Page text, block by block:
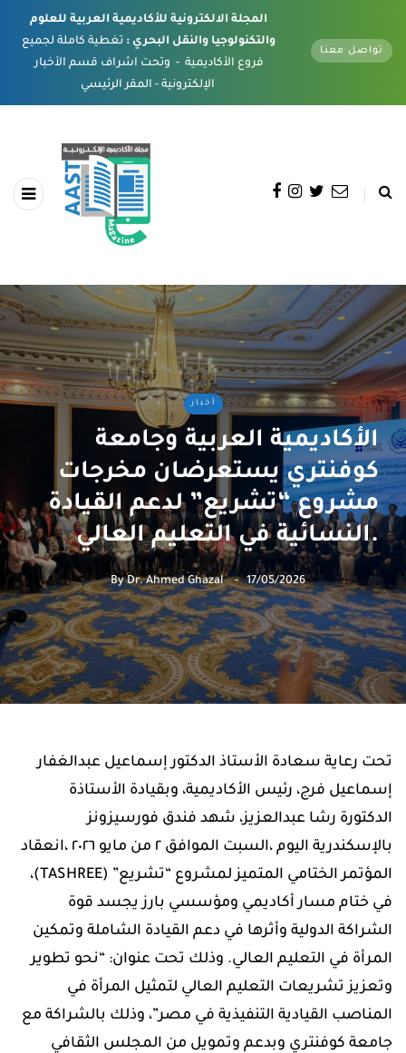
المجلة الالكترونية للأكاديمية العربية للعلوم
والتكنولوجيا والنقل البحري : تغطية كاملة لجميع
فروع الأكاديمية - وتحت اشراف قسم الأخبار
تواصل معنا
أخبار
الأكاديمية العربية وجامعة
كوفنتري يستعرضان مخرجات
مشروع “تشريع” لدعم القيادة
النسائية في التعليم العالي.
ByDr. Ahmed Ghazal 17/05/2026
تحت رعاية سعادة الأستاذ الدكتور إسماعيل عبدالغفار
إسماعيل فرج، رئيس الأكاديمية، وبقيادة الأستاذة
الدكتورة رشا عبدالعزيز، شهد فندق فورسيزونز
بالإسكندرية اليوم ،السبت الموافق ٢ من مايو ٢٠٢٦ ،انعقاد
المؤتمر الختامي المتميز لمشروع “تشريع” (TASHREE)،
في ختام مسار أكاديمي ومؤسسي بارز يجسد قوة
الشراكة الدولية وأثرها في دعم القيادة الشاملة وتمكين
المرأة في التعليم العالي. وذلك تحت عنوان: “نحو تطوير
وتعزيز تشريعات التعليم العالي لتمثيل المرأة في
المناصب القيادية التنفيذية في مصر”، وذلك بالشراكة مع
جامعة كوفنتري وبدعم وتمويل من المجلس الثقافي